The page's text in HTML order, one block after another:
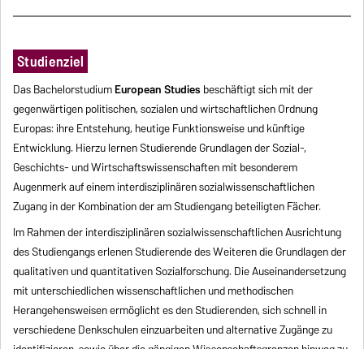
Studienziel
Das BachelorstudiumEuropean Studies beschäftigt sich mit der
gegenwärtigen politischen, sozialen und wirtschaftlichen Ordnung
Europas: ihre Entstehung, heutige Funktionsweise und künftige
Entwicklung. Hierzu lernen Studierende Grundlagen der Sozial-,
Geschichts- und Wirtschaftswissenschaften mit besonderem
Augenmerk auf einem interdisziplinären sozialwissenschaftlichen
Zugang in der Kombination der am Studiengang beteiligten Fächer.
Im Rahmen der interdisziplinären sozialwissenschaftlichen Ausrichtung
des Studiengangs erlenen Studierende des Weiteren die Grundlagen der
qualitativen und quantitativen Sozialforschung. Die Auseinandersetzung
mit unterschiedlichen wissenschaftlichen und methodischen
Herangehensweisen ermöglicht es den Studierenden, sich schnell in
verschiedene Denkschulen einzuarbeiten und alternative Zugänge zu